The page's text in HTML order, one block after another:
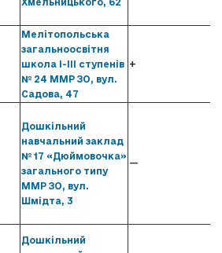
Хмельницького, 62
Мелітопольська
загальноосвітня
школа І-ІІІ ступенів
№ 24 ММР ЗО, вул.
Садова, 47
+
Дошкільний
навчальний заклад
№ 17 «Дюймовочка»
загального типу
ММР ЗО, вул.
Шмідта, 3
—
Дошкільний